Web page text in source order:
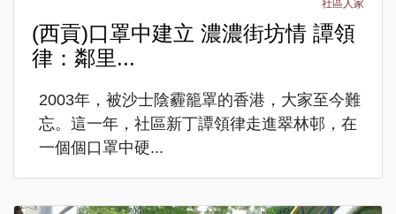
社區人家
(西貢)口罩中建立 濃濃街坊情 譚領
律：鄰里...
2003年，被沙士陰霾籠罩的香港，大家至今難
忘。這一年，社區新丁譚領律走進翠林邨，在
一個個口罩中硬...